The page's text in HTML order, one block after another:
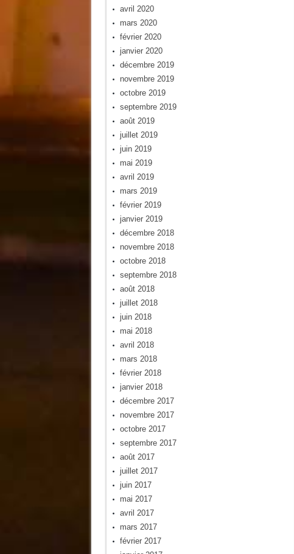
avril 2020
mars 2020
février 2020
janvier 2020
décembre 2019
novembre 2019
octobre 2019
septembre 2019
août 2019
juillet 2019
juin 2019
mai 2019
avril 2019
mars 2019
février 2019
janvier 2019
décembre 2018
novembre 2018
octobre 2018
septembre 2018
août 2018
juillet 2018
juin 2018
mai 2018
avril 2018
mars 2018
février 2018
janvier 2018
décembre 2017
novembre 2017
octobre 2017
septembre 2017
août 2017
juillet 2017
juin 2017
mai 2017
avril 2017
mars 2017
février 2017